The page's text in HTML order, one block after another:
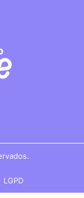
LGPD